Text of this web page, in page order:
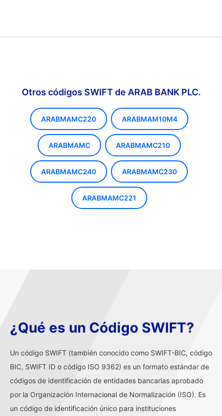
Otros códigos SWIFT de ARAB BANK PLC.
ARABMAMC220 ARABMAM10M4
ARABMAMC ARABMAMC210
ARABMAMC240 ARABMAMC230
ARABMAMC221
¿Qué es un Código SWIFT?
Un código SWIFT (también conocido como SWIFT-BIC, código
BIC, SWIFT ID o código ISO 9362) es un formato estándar de
códigos de identificación de entidades bancarias aprobado
por la Organización Internacional de Normalización (ISO). Es
un código de identificación único para instituciones